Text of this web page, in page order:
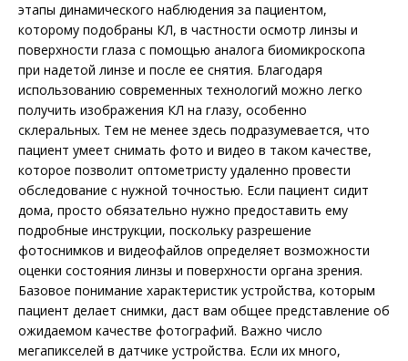
этапы динамического наблюдения за пациентом,
которому подобраны КЛ, в частности осмотр линзы и
поверхности глаза с помощью аналога биомикроскопа
при надетой линзе и после ее снятия. Благодаря
использованию современных технологий можно легко
получить изображения КЛ на глазу, особенно
склеральных. Тем не менее здесь подразумевается, что
пациент умеет снимать фото и видео в таком качестве,
которое позволит оптометристу удаленно провести
обследование с нужной точностью. Если пациент сидит
дома, просто обязательно нужно предоставить ему
подробные инструкции, поскольку разрешение
фотоснимков и видеофайлов определяет возможности
оценки состояния линзы и поверхности органа зрения.
Базовое понимание характеристик устройства, которым
пациент делает снимки, даст вам общее представление об
ожидаемом качестве фотографий. Важно число
мегапикселей в датчике устройства. Если их много,